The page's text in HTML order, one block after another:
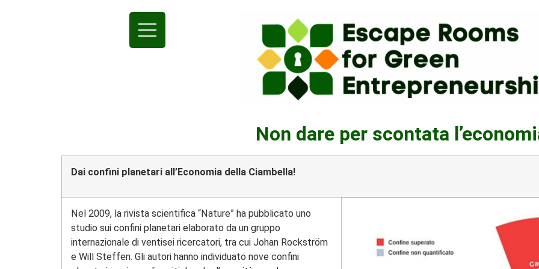
Non dare per scontata
Dai confini planetari all’Economia della Ciambella!
Nel 2009, la rivista scientifica “Nature” ha pubblicato uno
studio sui confini planetari elaborato da un gruppo
internazionale di ventisei ricercatori, tra cui Johan Rockström
e Will Steffen. Gli autori hanno individuato nove confini